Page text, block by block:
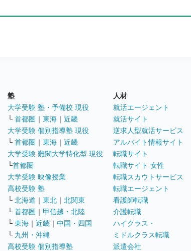
塾
大学受験 塾・予備校 現役
└ 首都圏 ｜ 東海 ｜ 近畿
大学受験 個別指導塾 現役
└ 首都圏 ｜ 東海 ｜ 近畿
大学受験 難関大学特化型 現役
└首都圏
大学受験 映像授業
高校受験 塾
└ 北海道 ｜ 東北 ｜ 北関東
└ 首都圏 ｜ 甲信越・北陸
└ 東海 ｜ 近畿 ｜ 中国・四国
└ 九州・沖縄
高校受験 個別指導塾
人材
就活エージェント
就活サイト
逆求人型就活サービス
アルバイト情報サイト
転職サイト
転職サイト 女性
転職スカウトサービス
転職エージェント
看護師転職
介護転職
ハイクラス・
ミドルクラス転職
派遣会社